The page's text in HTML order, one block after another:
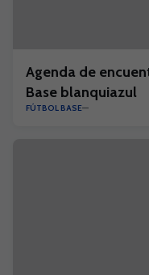
Agenda de
Base blanquiazul
FÚTBOL BASE